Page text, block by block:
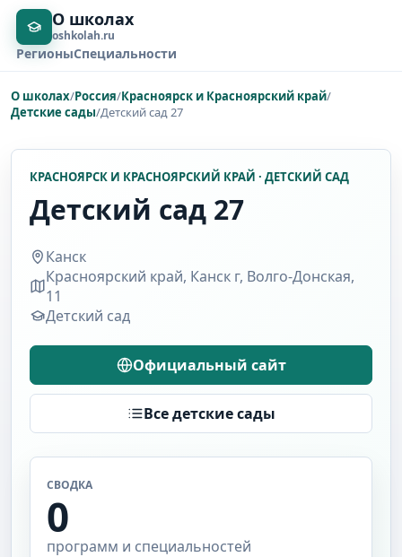
О школах
oshkolah.ru
РегионыСпециальности
О школах/Россия/Красноярск и Красноярский край/
Детские сады/Детский сад 27
КРАСНОЯРСК И КРАСНОЯРСКИЙ КРАЙ · ДЕТСКИЙ САД
Детский сад 27
Канск
Красноярский край, Канск г, Волго-Донская,
11
Детский сад
Официальный сайт
Все детские сады
СВОДКА
0
программ и специальностей